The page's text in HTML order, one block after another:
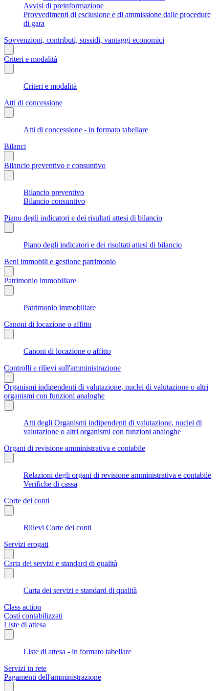
Avvisi di preinformazione
Provvedimenti di esclusione e di ammissione dalle procedure
di gara
Sovvenzioni, contributi, sussidi, vantaggi economici
Criteri e modalità
Criteri e modalità
Atti di concessione
Atti di concessione - in formato tabellare
Bilanci
Bilancio preventivo e consuntivo
Bilancio preventivo
Bilancio consuntivo
Piano degli indicatori e dei risultati attesi di bilancio
Piano degli indicatori e dei risultati attesi di bilancio
Beni immobili e gestione patrimonio
Patrimonio immobiliare
Patrimonio immobiliare
Canoni di locazione o affitto
Canoni di locazione o affitto
Controlli e rilievi sull'amministrazione
Organismi indipendenti di valutazione, nuclei di valutazione o altri
organismi con funzioni analoghe
Atti degli Organismi indipendenti di valutazione, nuclei di
valutazione o altri organismi con funzioni analoghe
Organi di revisione amministrativa e contabile
Relazioni degli organi di revisione amministrativa e contabile
Verifiche di cassa
Corte dei conti
Rilievi Corte dei conti
Servizi erogati
Carta dei servizi e standard di qualità
Carta dei servizi e standard di qualità
Class action
Costi contabilizzati
Liste di attesa
Liste di attesa - in formato tabellare
Servizi in rete
Pagamenti dell'amministrazione